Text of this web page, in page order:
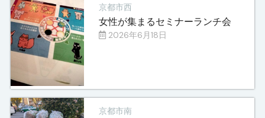
京都市西
女性が集まるセミナーランチ会
2026年6月18日
京都市南